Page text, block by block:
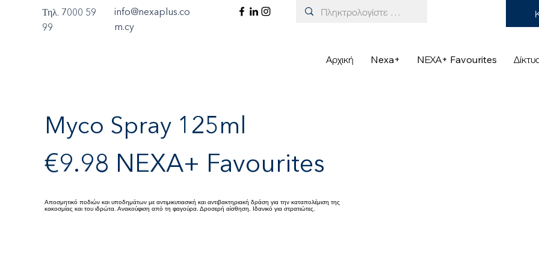
Αρχική Nexa+ NΕΧΑ+ Favourites
Τηλ. 7000 59
99
info@nexaplus.co
m.cy
Myco Spray 125ml
€9.98 NEXA+ Favourites
Αποσμητικό ποδιών και υποδημάτων με αντιμικυτιασική και αντιβακτηριακή δράση για την καταπολέμιση της
κακoσμίας και του ιδρώτα. Ανακούφιση από τη φαγούρα. Δροσερή αίσθηση. Ιδανικό για στρατιώτες.